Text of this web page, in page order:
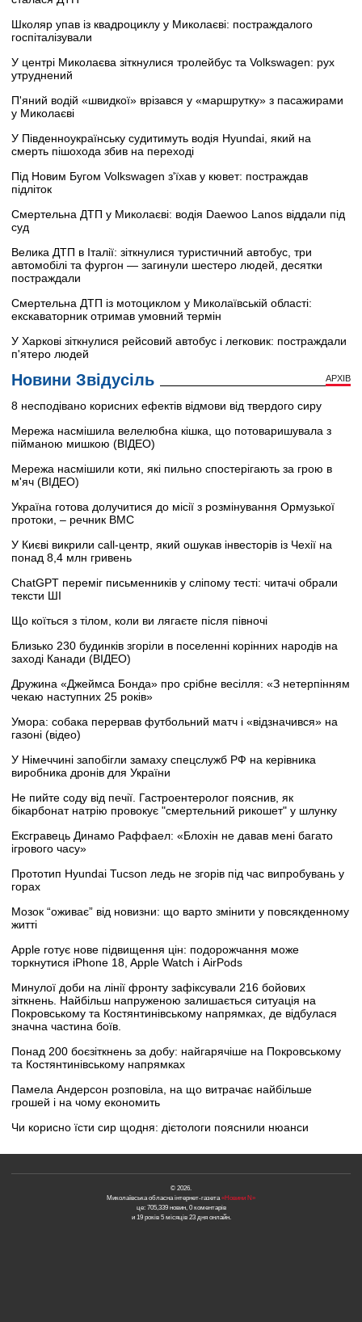
Школяр упав із квадроциклу у Миколаєві: постраждалого
госпіталізували
У центрі Миколаєва зіткнулися тролейбус та Volkswagen: рух
утруднений
П'яний водій «швидкої» врізався у «маршрутку» з пасажирами
у Миколаєві
У Південноукраїнську судитимуть водія Hyundai, який на
смерть пішохода збив на переході
Під Новим Бугом Volkswagen з'їхав у кювет: постраждав
підліток
Смертельна ДТП у Миколаєві: водія Daewoo Lanos віддали під
суд
Велика ДТП в Італії: зіткнулися туристичний автобус, три
автомобілі та фургон — загинули шестеро людей, десятки
постраждали
Смертельна ДТП із мотоциклом у Миколаївській області:
екскаваторник отримав умовний термін
У Харкові зіткнулися рейсовий автобус і легковик: постраждали
п'ятеро людей
Новини Звідусіль АРХІВ
8 несподівано корисних ефектів відмови від твердого сиру
Мережа насмішила велелюбна кішка, що потоваришувала з
пійманою мишкою (ВІДЕО)
Мережа насмішили коти, які пильно спостерігають за грою в
м'яч (ВІДЕО)
Україна готова долучитися до місії з розмінування Ормузької
протоки, – речник ВМС
У Києві викрили call-центр, який ошукав інвесторів із Чехії на
понад 8,4 млн гривень
ChatGPT переміг письменників у сліпому тесті: читачі обрали
тексти ШІ
Що коїться з тілом, коли ви лягаєте після півночі
Близько 230 будинків згоріли в поселенні корінних народів на
заході Канади (ВІДЕО)
Дружина «Джеймса Бонда» про срібне весілля: «З нетерпінням
чекаю наступних 25 років»
Умора: собака перервав футбольний матч і «відзначився» на
газоні (відео)
У Німеччині запобігли замаху спецслужб РФ на керівника
виробника дронів для України
Не пийте соду від печії. Гастроентеролог пояснив, як
бікарбонат натрію провокує "смертельний рикошет" у шлунку
Ексгравець Динамо Раффаел: «Блохін не давав мені багато
ігрового часу»
Прототип Hyundai Tucson ледь не згорів під час випробувань у
горах
Мозок “оживає” від новизни: що варто змінити у повсякденному
житті
Apple готує нове підвищення цін: подорожчання може
торкнутися iPhone 18, Apple Watch і AirPods
Минулої доби на лінії фронту зафіксували 216 бойових
зіткнень. Найбільш напруженою залишається ситуація на
Покровському та Костянтинівському напрямках, де відбулася
значна частина боїв.
Понад 200 боєзіткнень за добу: найгарячіше на Покровському
та Костянтинівському напрямках
Памела Андерсон розповіла, на що витрачає найбільше
грошей і на чому економить
Чи корисно їсти сир щодня: дієтологи пояснили нюанси
© 2026.
Миколаївська обласна інтернет-газета«Новини N»
це: 705,339 новин, 0 коментарів
и 19 років 5 місяців 23 дня онлайн.